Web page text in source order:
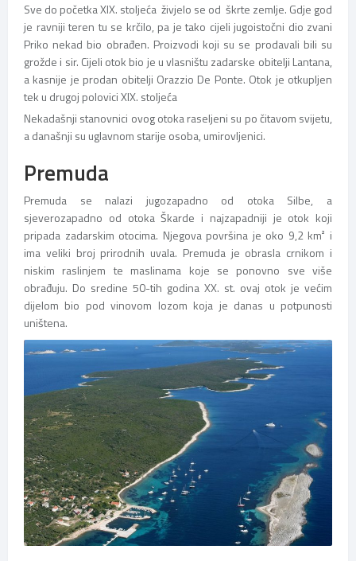
Sve do početka XIX. stoljeća živjelo se od škrte zemlje. Gdje god
je ravniji teren tu se krčilo, pa je tako cijeli jugoistočni dio zvani
Priko nekad bio obrađen. Proizvodi koji su se prodavali bili su
grožde i sir. Cijeli otok bio je u vlasništu zadarske obitelji Lantana,
a kasnije je prodan obitelji Orazzio De Ponte. Otok je otkupljen
tek u drugoj polovici XIX. stoljeća
Nekadašnji stanovnici ovog otoka raseljeni su po čitavom svijetu,
a današnji su uglavnom starije osoba, umirovljenici.
Premuda
Premuda se nalazi jugozapadno od otoka Silbe, a
sjeverozapadno od otoka Škarde i najzapadniji je otok koji
pripada zadarskim otocima. Njegova površina je oko 9,2 km² i
ima veliki broj prirodnih uvala. Premuda je obrasla crnikom i
niskim raslinjem te maslinama koje se ponovno sve više
obrađuju. Do sredine 50-tih godina XX. st. ovaj otok je većim
dijelom bio pod vinovom lozom koja je danas u potpunosti
uništena.